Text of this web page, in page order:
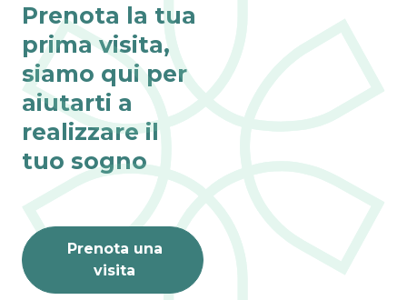
Prenota la tua
prima visita,
siamo qui per
aiutarti a
realizzare il
tuo sogno
Prenota una
visita